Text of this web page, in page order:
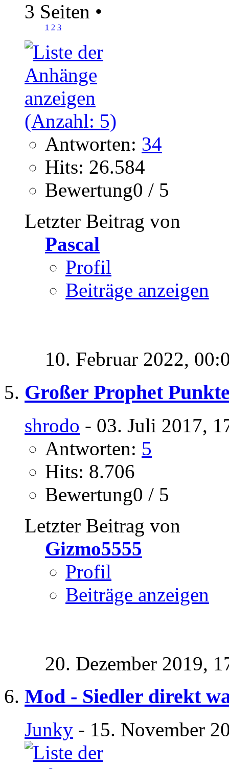
3 Seiten •
1 2 3
Antworten: 34
Hits: 26.584
Bewertung0 / 5
Letzter Beitrag von
Pascal
Profil
Beiträge anzeigen
10. Februar 2022,
Großer Prophet
shrodo - 03. Juli 2017,
Antworten: 5
Hits: 8.706
Bewertung0 / 5
Letzter Beitrag von
Gizmo5555
Profil
Beiträge anzeigen
20. Dezember 2019,
Mod - Siedler direkt
Junky - 15. November